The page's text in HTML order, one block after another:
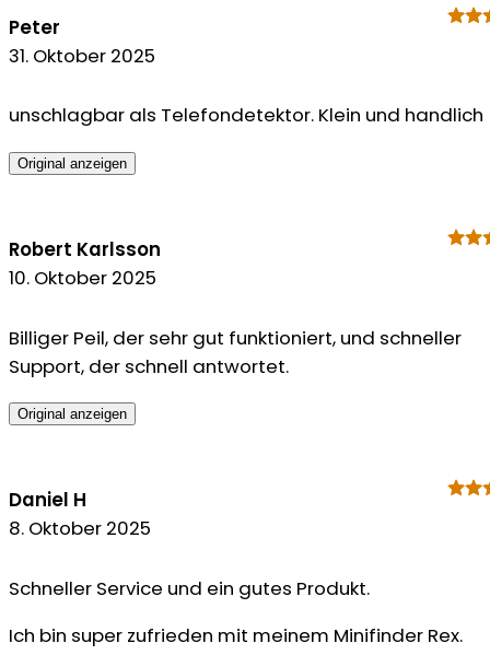
Peter
31. Oktober 2025
unschlagbar als Telefondetektor. Klein und handlich
Original anzeigen
Robert Karlsson
10. Oktober 2025
Billiger Peil, der sehr gut funktioniert, und schneller
Support, der schnell antwortet.
Original anzeigen
Daniel H
8. Oktober 2025
Schneller Service und ein gutes Produkt.
Ich bin super zufrieden mit meinem Minifinder Rex.